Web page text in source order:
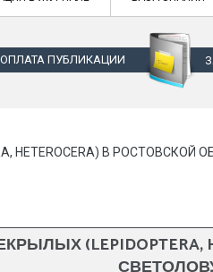
ОПЛАТА ПУБЛИКАЦИИ
HETEROCERA) В